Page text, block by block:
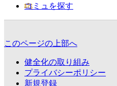
コミュを探す
このページの上部へ
健全化の取り組み
プライバシーポリシー
新規登録